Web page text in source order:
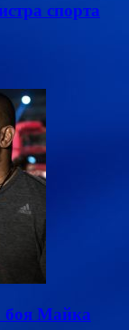
спорта
боя Майка